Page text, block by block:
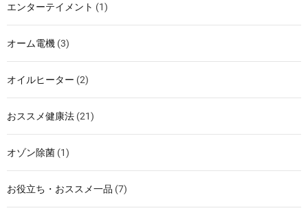
エンターテイメント (1)
オーム電機 (3)
オイルヒーター (2)
おススメ健康法 (21)
オゾン除菌 (1)
お役立ち・おススメ一品 (7)